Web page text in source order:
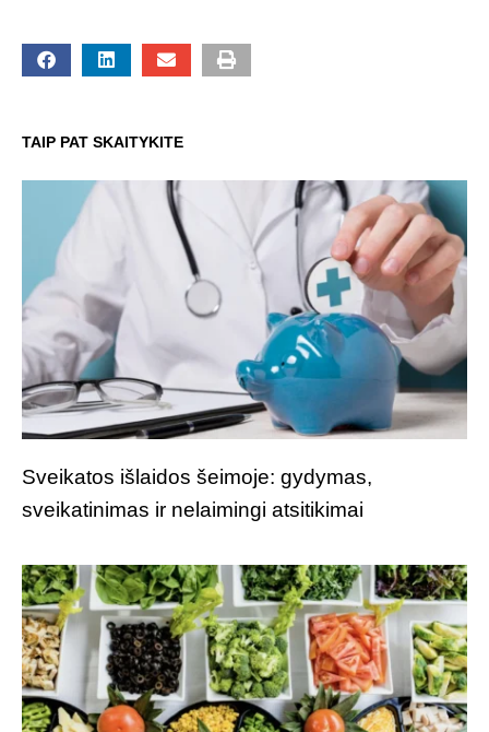
TAIP PAT SKAITYKITE
Sveikatos išlaidos šeimoje: gydymas,
sveikatinimas ir nelaimingi atsitikimai